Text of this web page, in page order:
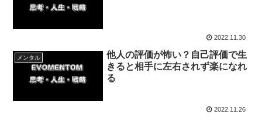
2022.11.30
メンタル
他人の評価が怖い？自己評価で生
きると相手に左右されず楽になれ
る
2022.11.26